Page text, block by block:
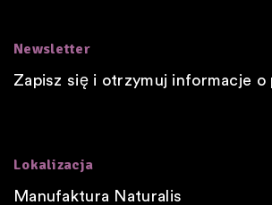
Newsletter
Zapisz się i otrzymuj informacje o
Lokalizacja
Manufaktura Naturalis